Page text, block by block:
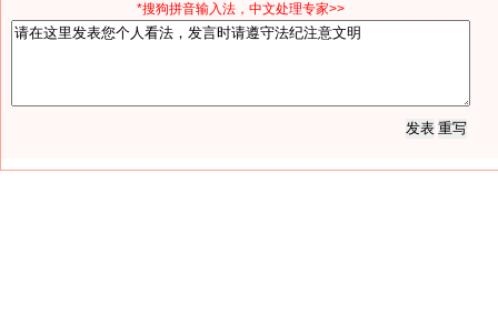
*搜狗拼音输入法，中文处理专家>>